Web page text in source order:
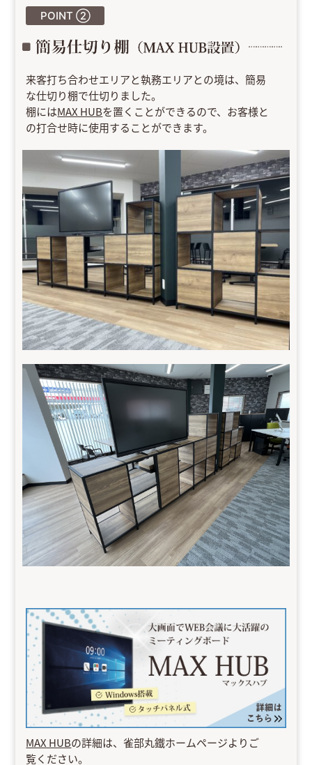
POINT ②
来客打ち合わせエリアと執務エリアとの境は、簡易
な仕切り棚で仕切りました。
棚にはMAX HUBを置くことができるので、お客様と
の打合せ時に使用することができます。
MAX HUBの詳細は、雀部丸鐵ホームページよりご
覧ください。